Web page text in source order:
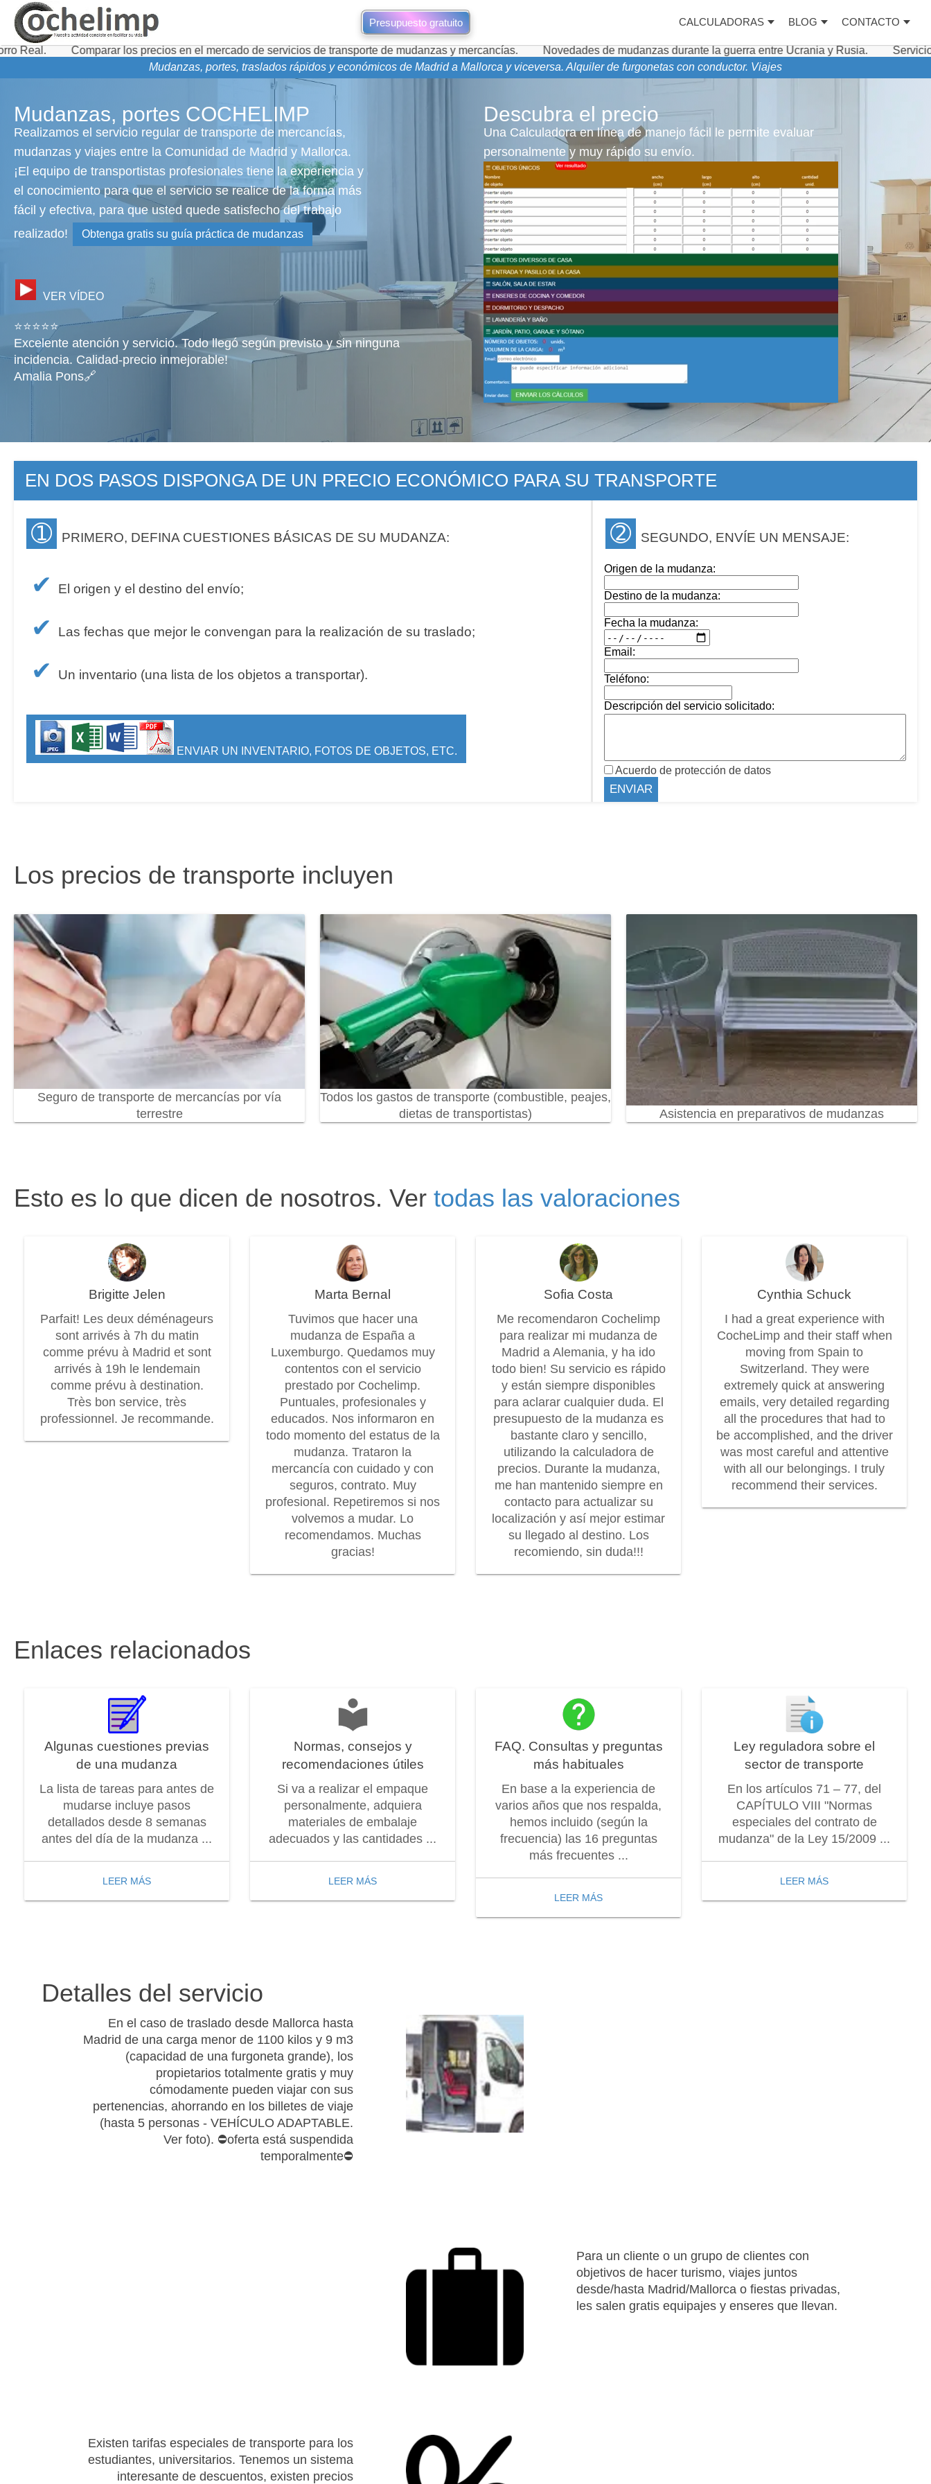
Presupuesto gratuito CALCULADORAS BLOG CONTACTO
los precios en el mercado de servicios de transporte de mudanzas y mercancías. Novedades de mudanzas durante la guerra entre Ucrania y Rusia.
Servicios
Mudanzas, portes, traslados rápidos y económicos de Madrid a Mallorca y viceversa. Alquiler de furgonetas con conductor. Viajes
Mudanzas, portes COCHELIMP
Realizamos el servicio regular de transporte de mercancías,
mudanzas y viajes entre la Comunidad de Madrid y Mallorca.
¡El equipo de transportistas profesionales tiene la experiencia y
el conocimiento para que el servicio se realice de la forma más
fácil y efectiva, para que usted quede satisfecho del trabajo
realizado!
Obtenga gratis su guía práctica de mudanzas
VER VÍDEO
⭐⭐⭐⭐⭐
Excelente atención y servicio. Todo llegó según previsto y sin ninguna
incidencia. Calidad-precio inmejorable!
Amalia Pons🔗
Descubra el precio
Una Calculadora en línea de manejo fácil le permite evaluar
personalmente y muy rápido su envío.
EN DOS PASOS DISPONGA DE UN PRECIO ECONÓMICO PARA SU TRANSPORTE
➀ PRIMERO, DEFINA CUESTIONES BÁSICAS DE SU MUDANZA: ➁ SEGUNDO, ENVÍE UN MENSAJE:
✔ El origen y el destino del envío;
✔ Las fechas que mejor le convengan para la realización de su traslado;
✔ Un inventario (una lista de los objetos a transportar).
ENVIAR UN INVENTARIO, FOTOS DE OBJETOS, ETC.
Origen de la mudanza:
Destino de la mudanza:
Fecha la mudanza:
Email:
Teléfono:
Descripción del servicio solicitado:
Acuerdo de protección de datos
Los precios de transporte incluyen
Seguro de transporte de mercancías por vía
terrestre
Todos los gastos de transporte (combustible, peajes,
dietas de transportistas)
Asistencia en preparativos de mudanzas
Esto es lo que dicen de nosotros. Ver todas las valoraciones
Brigitte Jelen
Parfait! Les deux déménageurs
sont arrivés à 7h du matin
comme prévu à Madrid et sont
arrivés à 19h le lendemain
comme prévu à destination.
Très bon service, très
professionnel. Je recommande.
Marta Bernal
Tuvimos que hacer una
mudanza de España a
Luxemburgo. Quedamos muy
contentos con el servicio
prestado por Cochelimp.
Puntuales, profesionales y
educados. Nos informaron en
todo momento del estatus de la
mudanza. Trataron la
mercancía con cuidado y con
seguros, contrato. Muy
profesional. Repetiremos si nos
volvemos a mudar. Lo
recomendamos. Muchas
gracias!
Sofia Costa
Me recomendaron Cochelimp
para realizar mi mudanza de
Madrid a Alemania, y ha ido
todo bien! Su servicio es rápido
y están siempre disponibles
para aclarar cualquier duda. El
presupuesto de la mudanza es
bastante claro y sencillo,
utilizando la calculadora de
precios. Durante la mudanza,
me han mantenido siempre en
contacto para actualizar su
localización y así mejor estimar
su llegado al destino. Los
recomiendo, sin duda!!!
Cynthia Schuck
I had a great experience with
CocheLimp and their staff when
moving from Spain to
Switzerland. They were
extremely quick at answering
emails, very detailed regarding
all the procedures that had to
be accomplished, and the driver
was most careful and attentive
with all our belongings. I truly
recommend their services.
Enlaces relacionados
Algunas cuestiones previas
de una mudanza
La lista de tareas para antes de
mudarse incluye pasos
detallados desde 8 semanas
antes del día de la mudanza ...
LEER MÁS
Normas, consejos y
recomendaciones útiles
Si va a realizar el empaque
personalmente, adquiera
materiales de embalaje
adecuados y las cantidades ...
LEER MÁS
FAQ. Consultas y preguntas
más habituales
En base a la experiencia de
varios años que nos respalda,
hemos incluido (según la
frecuencia) las 16 preguntas
más frecuentes ...
LEER MÁS
Ley reguladora sobre el
sector de transporte
En los artículos 71 – 77, del
CAPÍTULO VIII "Normas
especiales del contrato de
mudanza" de la Ley 15/2009 ...
LEER MÁS
Detalles del servicio
En el caso de traslado desde Mallorca hasta
Madrid de una carga menor de 1100 kilos y 9 m3
(capacidad de una furgoneta grande), los
propietarios totalmente gratis y muy
cómodamente pueden viajar con sus
pertenencias, ahorrando en los billetes de viaje
(hasta 5 personas - VEHÍCULO ADAPTABLE.
Ver foto). ⛔oferta está suspendida
temporalmente⛔
Para un cliente o un grupo de clientes con
objetivos de hacer turismo, viajes juntos
desde/hasta Madrid/Mallorca o fiestas privadas,
les salen gratis equipajes y enseres que llevan.
Existen tarifas especiales de transporte para los
estudiantes, universitarios. Tenemos un sistema
interesante de descuentos, existen precios